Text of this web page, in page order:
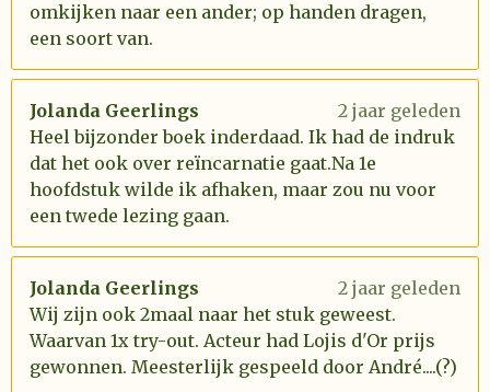
omkijken naar een ander; op handen dragen,
een soort van.
Jolanda Geerlings
2 jaar geleden
Heel bijzonder boek inderdaad. Ik had de indruk
dat het ook over reïncarnatie gaat.Na 1e
hoofdstuk wilde ik afhaken, maar zou nu voor
een twede lezing gaan.
Jolanda Geerlings
2 jaar geleden
Wij zijn ook 2maal naar het stuk geweest.
Waarvan 1x try-out. Acteur had Lojis d'Or prijs
gewonnen. Meesterlijk gespeeld door André....(?)